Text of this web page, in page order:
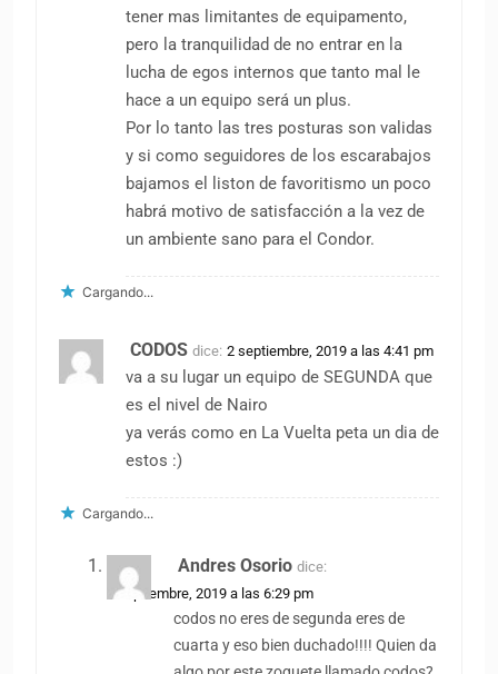
tener mas limitantes de equipamento,
pero la tranquilidad de no entrar en la
lucha de egos internos que tanto mal le
hace a un equipo será un plus.
Por lo tanto las tres posturas son validas
y si como seguidores de los escarabajos
bajamos el liston de favoritismo un poco
habrá motivo de satisfacción a la vez de
un ambiente sano para el Condor.
Cargando...
CODOS dice: 2 septiembre, 2019 a las 4:41 pm
va a su lugar un equipo de SEGUNDA que
es el nivel de Nairo
ya verás como en La Vuelta peta un dia de
estos :)
Cargando...
Andres Osorio dice:
2 septiembre, 2019 a las 6:29 pm
codos no eres de segunda eres de
cuarta y eso bien duchado!!!! Quien da